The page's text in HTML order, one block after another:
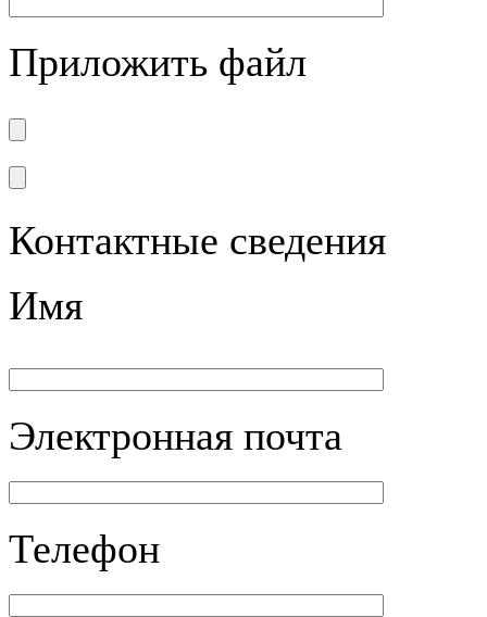
Приложить файл
Контактные сведения
Имя
Электронная почта
Телефон